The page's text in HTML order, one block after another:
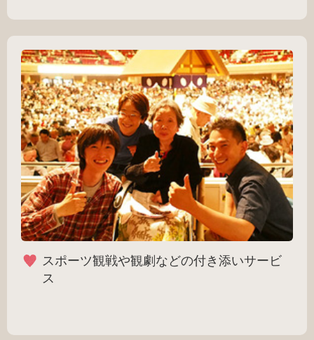
スポーツ観戦や観劇などの付き添いサービ
ス